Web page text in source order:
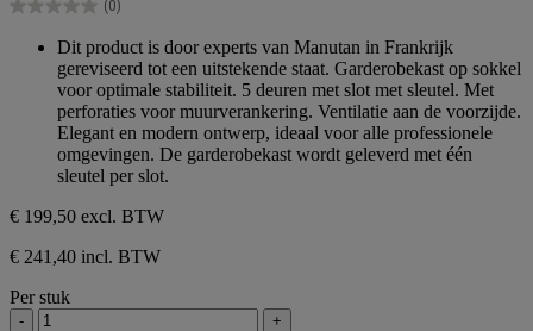
5
(0)
0.0
sterren.
Dit product is door experts van Manutan in Frankrijk
gereviseerd tot een uitstekende staat. Garderobekast op sokkel
voor optimale stabiliteit. 5 deuren met slot met sleutel. Met
perforaties voor muurverankering. Ventilatie aan de voorzijde.
Elegant en modern ontwerp, ideaal voor alle professionele
omgevingen. De garderobekast wordt geleverd met één
sleutel per slot.
€ 199,50 excl. BTW
€ 241,40 incl. BTW
Per stuk
- +